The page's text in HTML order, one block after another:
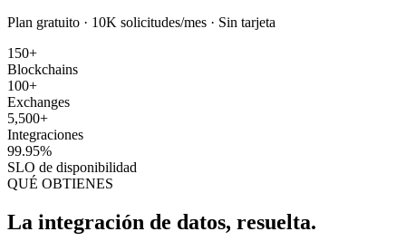
Plan gratuito · 10K solicitudes/mes · Sin tarjeta
150+
Blockchains
100+
Exchanges
5,500+
Integraciones
99.95%
SLO de disponibilidad
QUÉ OBTIENES
La integración de datos, resuelta.